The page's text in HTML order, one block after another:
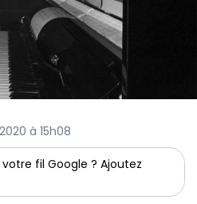
à 15h08
fil Google ? Ajoutez